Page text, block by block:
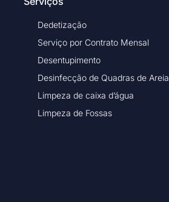
Dedetização
Serviço por Contrato Mensal
Desentupimento
Desinfecção de Quadras de Areia
Limpeza de caixa d’água
Limpeza de Fossas